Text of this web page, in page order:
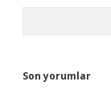
Son yorumlar